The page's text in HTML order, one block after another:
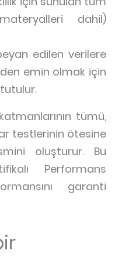
dahil)
edilen verilere
emin olmak için
tümü,
testlerinin ötesine
oluşturur. Bu
Performans
garanti